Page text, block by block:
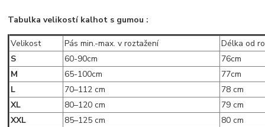
Tabulka velikostí kalhot s gumou :
Velikost Pás min.-max. v roztažení
Délka od
S
60-90cm
76cm
M
65-100cm
77cm
L
70–112 cm
78 cm
XL
80–120 cm
79 cm
XXL
85–125 cm
80 cm